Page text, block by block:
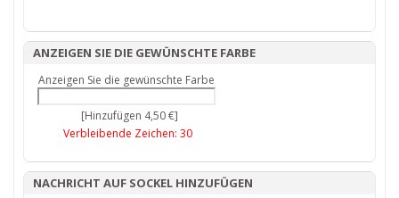
ANZEIGEN SIE DIE GEWÜNSCHTE FARBE
Anzeigen Sie die gewünschte Farbe
[Hinzufügen 4,50 €]
Verbleibende Zeichen: 30
NACHRICHT AUF SOCKEL HINZUFÜGEN